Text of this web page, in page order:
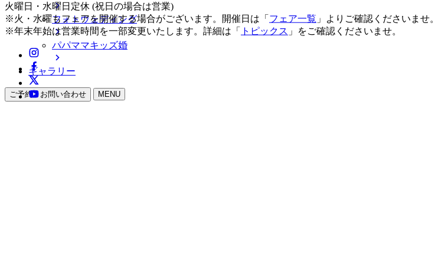
フォトウェディング
パパママキッズ婚
ギャラリー
ご予約・お問い合わせ MENU
火曜日・水曜日定休 (祝日の場合は営業)
※火・水曜もフェアを開催する場合がございます。開催日は「 フェア一覧 」よりご確認くださいませ。
※年末年始は営業時間を一部変更いたします。詳細は「
トピックス 」をご確認くださいませ。